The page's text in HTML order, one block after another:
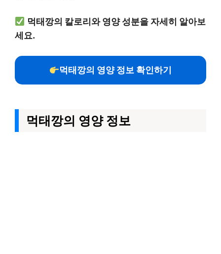
먹태깡의 칼로리와 영양 성분을 자세히 알아보
세요.
먹태깡의 영양 정보 확인하기
먹태깡의 영양 정보